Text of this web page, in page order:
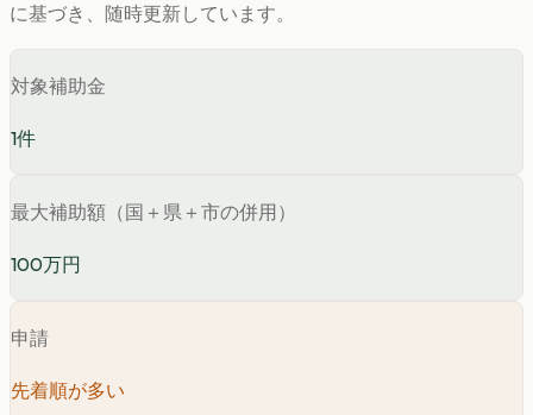
に基づき、随時更新しています。
対象補助金
1件
最大補助額（国＋県＋市の併用）
100万円
申請
先着順が多い